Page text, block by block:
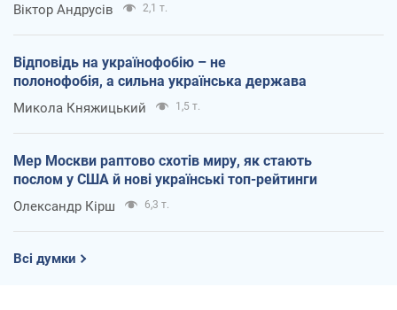
Віктор Андрусів 2,1 т.
Відповідь на українофобію – не
полонофобія, а сильна українська держава
Микола Княжицький 1,5 т.
Мер Москви раптово схотів миру, як стають
послом у США й нові українські топ-рейтинги
Олександр Кірш 6,3 т.
Всі думки